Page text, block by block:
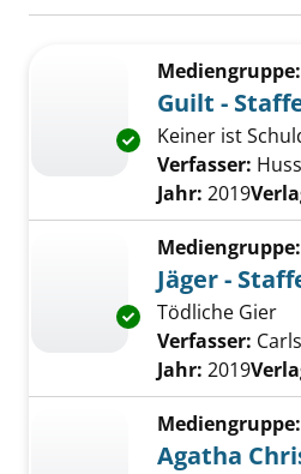
Zu den Suchfiltern springen
Exemplar-Details
Mediengruppe:
Guilt -
Keiner ist
Verfasser:
Jahr: 2019
Exemplar-Details
Mediengruppe:
Jäger -
Tödliche Gier
Verfasser:
Jahr: 2019
Mediengruppe:
Agatha